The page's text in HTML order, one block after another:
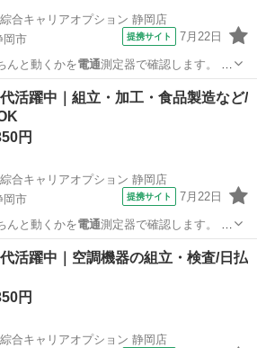
合キャリアオプション 静岡店
岡市
提携サイト 7月22日
んと動くかを電通測定器で確認します。 ま
活躍中｜組立・加工・食品製造など/
円
合キャリアオプション 静岡店
岡市
提携サイト 7月22日
んと動くかを電通測定器で確認します。 ま
活躍中｜空調機器の組立・検査/日払
円
合キャリアオプション 静岡店